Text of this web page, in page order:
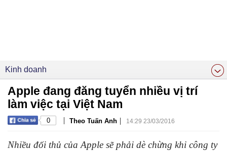
Kinh doanh
Apple đang đăng tuyển nhiều vị trí
làm việc tại Việt Nam
0 | Theo Tuấn Anh | 14:29 23/03/2016
Nhiều đối thủ của Apple sẽ phải dè chừng khi công ty